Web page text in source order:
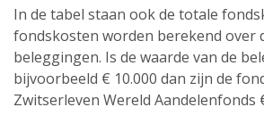
In de tabel staan ook de totale
fondskosten worden berekend over
beleggingen. Is de waarde van de
bijvoorbeeld € 10.000 dan zijn de
Zwitserleven Wereld Aandelenfonds